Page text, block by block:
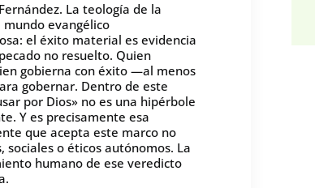
La teología de la
evangélico
el éxito material es evidencia
no resuelto. Quien
gobierna con éxito —al menos
gobernar. Dentro de este
por Dios» no es una hipérbole
Y es precisamente esa
que acepta este marco no
sociales o éticos autónomos. La
humano de ese veredicto